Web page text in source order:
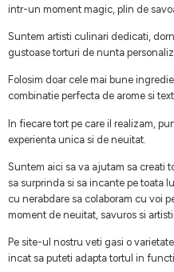
intr-un moment magic, plin de
Suntem artisti culinari dedicati,
gustoase torturi de nunta
Folosim doar cele mai bune
combinatie perfecta de arome si
In fiecare tort pe care il realizam,
experienta unica si de neuitat.
Suntem aici sa va ajutam sa creati
sa surprinda si sa incante pe toata
cu nerabdare sa colaboram cu voi
moment de neuitat, savuros si
Pe site-ul nostru veti gasi o
incat sa puteti adapta tortul in